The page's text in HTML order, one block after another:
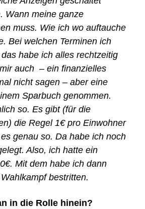
Wann meine ganze
muss. Wie ich wo auftauche
Bei welchen Terminen ich
habe ich alles rechtzeitig
auch – ein finanzielles
nicht sagen – aber eine
Sparbuch genommen.
so. Es gibt (für die
die Regel 1€ pro Einwohner
genau so. Da habe ich noch
Also, ich hatte ein
Mit dem habe ich dann
bestritten.
in die Rolle hinein?